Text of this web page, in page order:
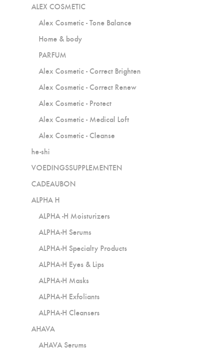
ALEX COSMETIC
Alex Cosmetic - Tone Balance
Home & body
PARFUM
Alex Cosmetic - Correct Brighten
Alex Cosmetic - Correct Renew
Alex Cosmetic - Protect
Alex Cosmetic - Medical Loft
Alex Cosmetic - Cleanse
he-shi
VOEDINGSSUPPLEMENTEN
CADEAUBON
ALPHA H
ALPHA -H Moisturizers
ALPHA-H Serums
ALPHA-H Specialty Products
ALPHA-H Eyes & Lips
ALPHA-H Masks
ALPHA-H Exfoliants
ALPHA-H Cleansers
AHAVA
AHAVA Serums